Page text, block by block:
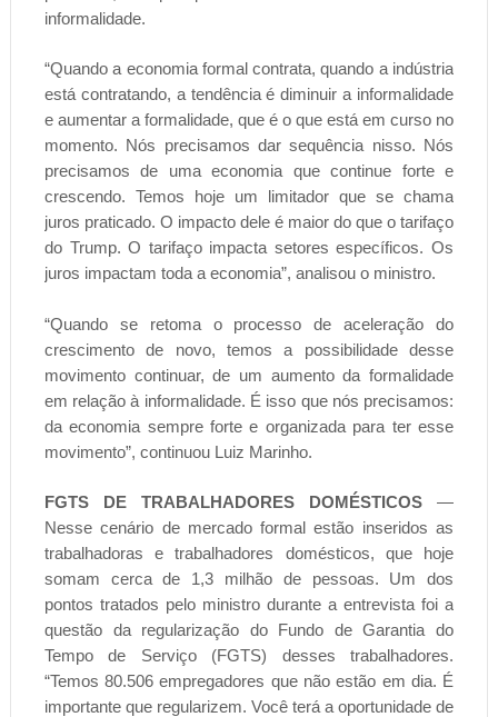
informalidade.
“Quando a economia formal contrata, quando a indústria
está contratando, a tendência é diminuir a informalidade
e aumentar a formalidade, que é o que está em curso no
momento. Nós precisamos dar sequência nisso. Nós
precisamos de uma economia que continue forte e
crescendo. Temos hoje um limitador que se chama
juros praticado. O impacto dele é maior do que o tarifaço
do Trump. O tarifaço impacta setores específicos. Os
juros impactam toda a economia”, analisou o ministro.
“Quando se retoma o processo de aceleração do
crescimento de novo, temos a possibilidade desse
movimento continuar, de um aumento da formalidade
em relação à informalidade. É isso que nós precisamos:
da economia sempre forte e organizada para ter esse
movimento”, continuou Luiz Marinho.
FGTS DE TRABALHADORES DOMÉSTICOS —
Nesse cenário de mercado formal estão inseridos as
trabalhadoras e trabalhadores domésticos, que hoje
somam cerca de 1,3 milhão de pessoas. Um dos
pontos tratados pelo ministro durante a entrevista foi a
questão da regularização do Fundo de Garantia do
Tempo de Serviço (FGTS) desses trabalhadores.
“Temos 80.506 empregadores que não estão em dia. É
importante que regularizem. Você terá a oportunidade de